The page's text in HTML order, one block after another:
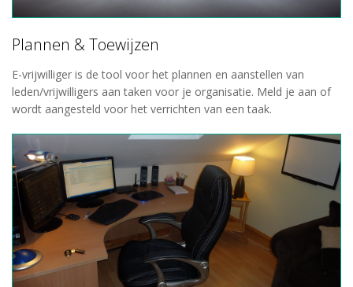
Plannen & Toewijzen
E-vrijwilliger is de tool voor het plannen en aanstellen van
leden/vrijwilligers aan taken voor je organisatie. Meld je aan of
wordt aangesteld voor het verrichten van een taak.